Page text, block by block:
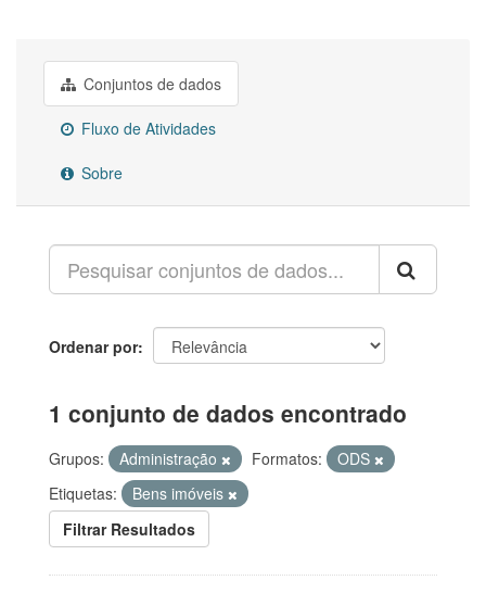
Conjuntos de dados
Fluxo de Atividades
Sobre
Ordenar por
1 conjunto de dados encontrado
Grupos: Administração Formatos:
ODS
Etiquetas:
Bens imóveis
Filtrar Resultados